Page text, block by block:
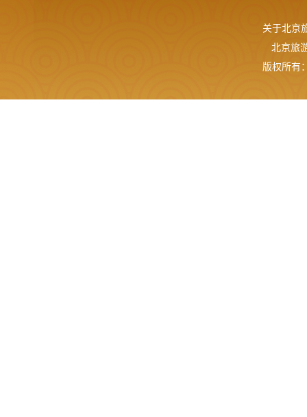
关于北京
北京旅
版权所有